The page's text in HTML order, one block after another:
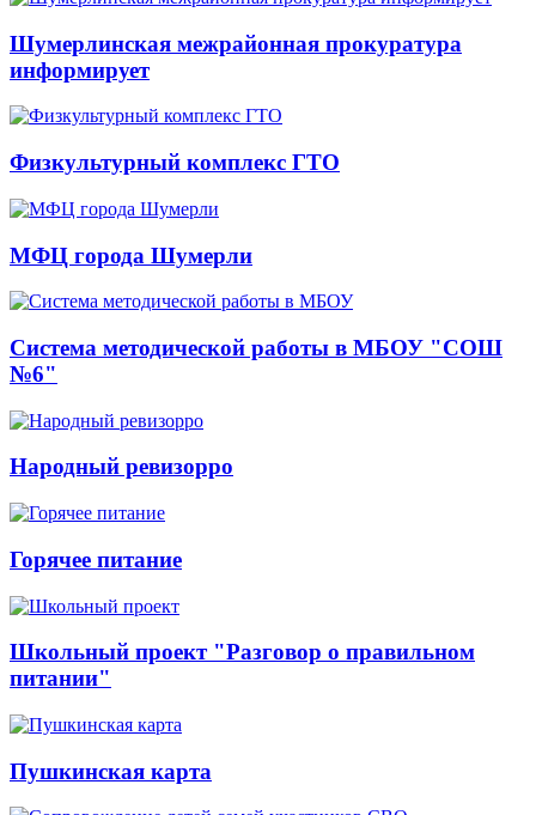
Шумерлинская межрайонная прокуратура
информирует
Физкультурный комплекс ГТО
МФЦ города Шумерли
Система методической работы в МБОУ "СОШ
№6"
Народный ревизорро
Горячее питание
Школьный проект "Разговор о правильном
питании"
Пушкинская карта